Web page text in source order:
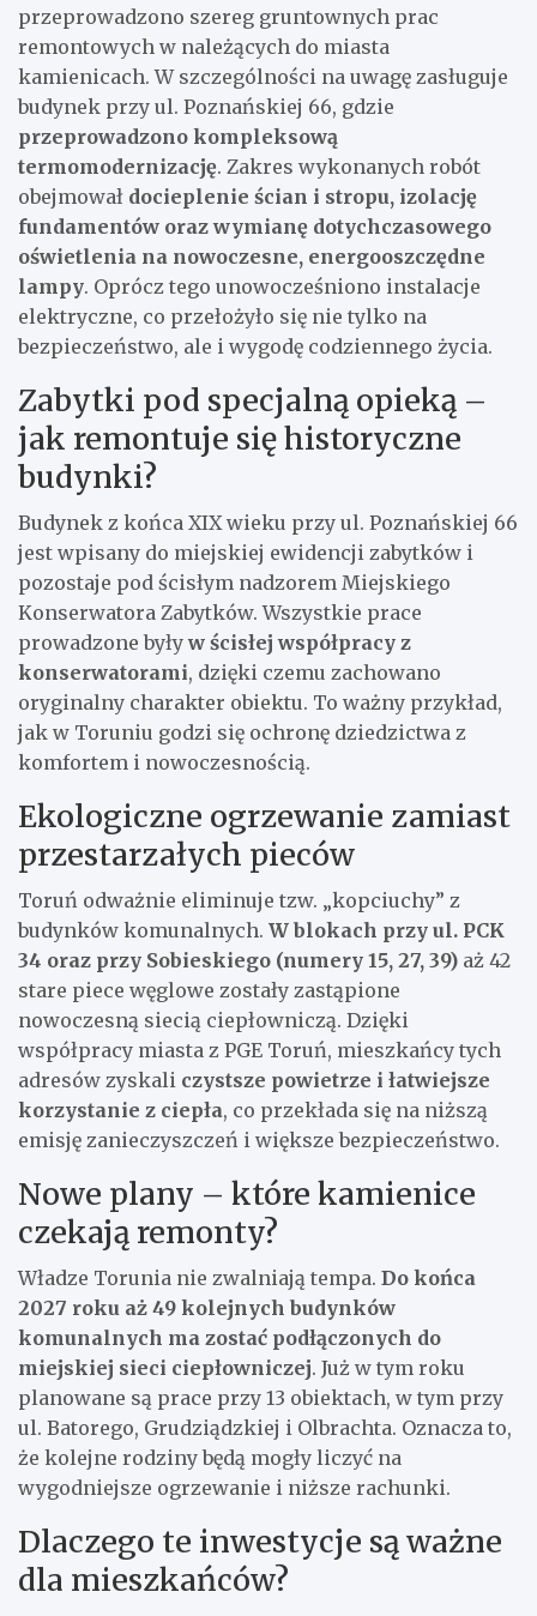
przeprowadzono szereg gruntownych prac
remontowych w należących do miasta
kamienicach. W szczególności na uwagę zasługuje
budynek przy ul. Poznańskiej 66, gdzie
przeprowadzono kompleksową
termomodernizację. Zakres wykonanych robót
obejmował docieplenie ścian i stropu, izolację
fundamentów oraz wymianę dotychczasowego
oświetlenia na nowoczesne, energooszczędne
lampy. Oprócz tego unowocześniono instalacje
elektryczne, co przełożyło się nie tylko na
bezpieczeństwo, ale i wygodę codziennego życia.
Zabytki pod specjalną opieką –
jak remontuje się historyczne
budynki?
Budynek z końca XIX wieku przy ul. Poznańskiej 66
jest wpisany do miejskiej ewidencji zabytków i
pozostaje pod ścisłym nadzorem Miejskiego
Konserwatora Zabytków. Wszystkie prace
prowadzone byływ ścisłej współpracy z
konserwatorami, dzięki czemu zachowano
oryginalny charakter obiektu. To ważny przykład,
jak w Toruniu godzi się ochronę dziedzictwa z
komfortem i nowoczesnością.
Ekologiczne ogrzewanie zamiast
przestarzałych pieców
Toruń odważnie eliminuje tzw. „kopciuchy” z
budynków komunalnych. W blokach przy ul. PCK
34 oraz przy Sobieskiego (numery 15, 27, 39) aż 42
stare piece węglowe zostały zastąpione
nowoczesną siecią ciepłowniczą. Dzięki
współpracy miasta z PGE Toruń, mieszkańcy tych
adresów zyskali czystsze powietrze i łatwiejsze
korzystanie z ciepła, co przekłada się na niższą
emisję zanieczyszczeń i większe bezpieczeństwo.
Nowe plany – które kamienice
czekają remonty?
Władze Torunia nie zwalniają tempa. Do końca
2027 roku aż 49 kolejnych budynków
komunalnych ma zostać podłączonych do
miejskiej sieci ciepłowniczej. Już w tym roku
planowane są prace przy 13 obiektach, w tym przy
ul. Batorego, Grudziądzkiej i Olbrachta. Oznacza to,
że kolejne rodziny będą mogły liczyć na
wygodniejsze ogrzewanie i niższe rachunki.
Dlaczego te inwestycje są ważne
dla mieszkańców?